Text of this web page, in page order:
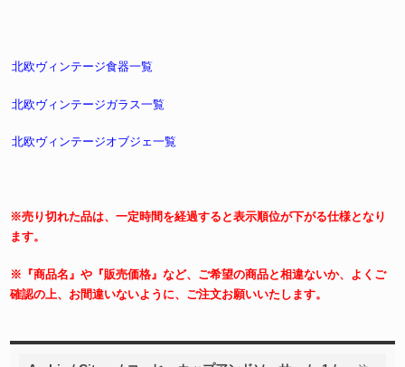
北欧ヴィンテージ食器一覧
北欧ヴィンテージガラス一覧
北欧ヴィンテージオブジェ一覧
※売り切れた品は、一定時間を経過すると表示順位が下がる仕様となり
ます。
※『商品名』や『販売価格』など、ご希望の商品と相違ないか、よくご
確認の上、お間違いないように、ご注文お願いいたします。